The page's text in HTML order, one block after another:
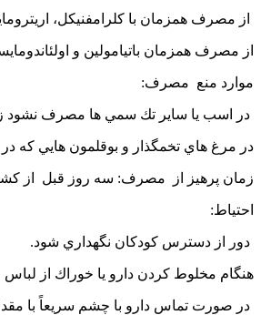
از مصرف همزمان با كلرامفنيكل،
از مصرف همزمان باتيامولين و
موارد منع مصرف:
در اسب يا سایر تك سمي ها مصرف نشود
در مرغ هاي تخمگذار و بوقلمون هايي كه
زمان پرهيز از مصرف: سه روز قبل از
احتياط:
دور از دسترس كودكان نگهداري شود.
هنگام مخلوط كردن دارو يا خوراك از
در صورت تماس دارو با چشم سريعاً با